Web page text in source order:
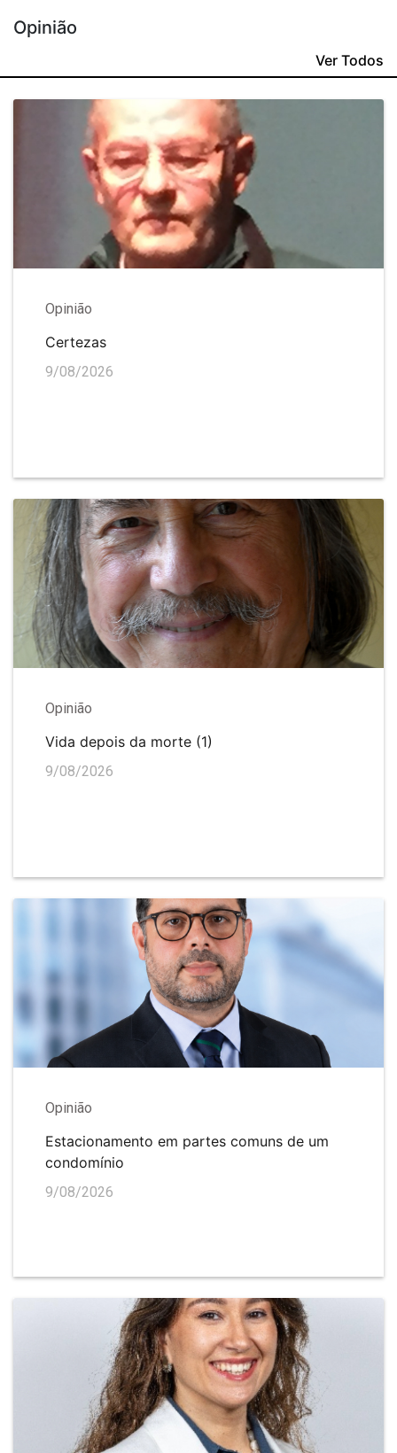
Opinião
Ver Todos
Opinião
Certezas
9/08/2026
Opinião
Vida depois da morte (1)
9/08/2026
Opinião
Estacionamento em partes comuns de um
condomínio
9/08/2026